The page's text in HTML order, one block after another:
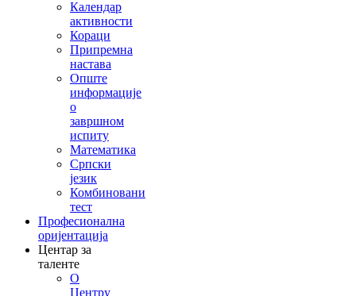
Календар
активности
Кораци
Припремна
настава
Опште
информације
о
завршном
испиту
Математика
Српски
језик
Комбиновани
тест
Професионална
оријентација
Центар за
таленте
О
Центру